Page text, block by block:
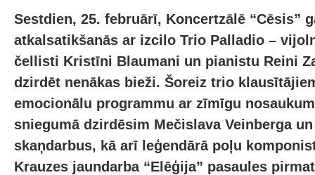
Sestdien, 25. februārī, Koncertzālē “Cēsis”
atkalsatikšanās ar izcilo Trio Palladio –
čellisti Kristīni Blaumani un pianistu Reini
dzirdēt nenākas bieži. Šoreiz trio
emocionālu programmu ar zīmīgu
sniegumā dzirdēsim Mečislava Veinberga
skaņdarbus, kā arī leģendārā poļu
Krauzes jaundarba “Elēģija” pasaules